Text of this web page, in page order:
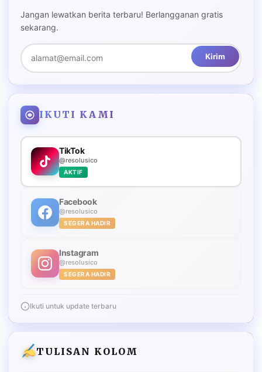
Jangan lewatkan berita terbaru! Berlangganan gratis
sekarang.
Kirim
IKUTI KAMI
TikTok
@resolusico
AKTIF
Facebook
@resolusico
SEGERA HADIR
Instagram
@resolusico
SEGERA HADIR
Ikuti untuk update terbaru
TULISAN KOLOM